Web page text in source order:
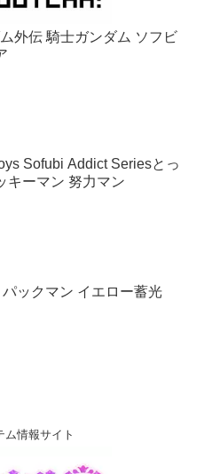
外伝 騎士ガンダム ソフビ
Sofubi Addict Seriesとっ
キーマン 努力マン
ックマン イエロー蓄光
ム情報サイト